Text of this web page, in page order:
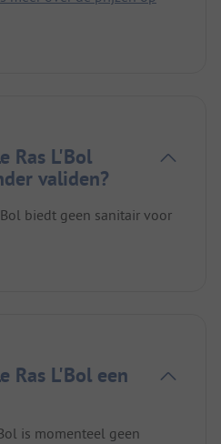
Ras L'Bol
validen?
biedt geen sanitair voor
Ras L'Bol een
is momenteel geen